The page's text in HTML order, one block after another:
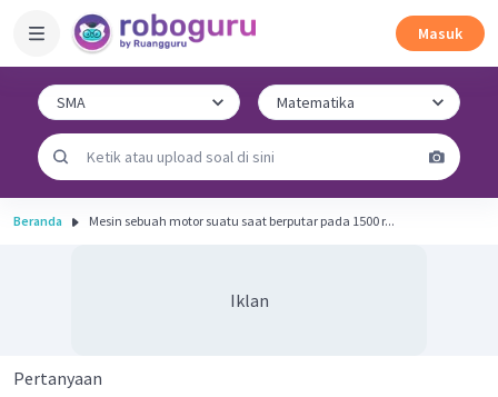
Masuk
Beranda Mesin sebuah motor suatu saat berputar pada 1500 r...
Iklan
Pertanyaan